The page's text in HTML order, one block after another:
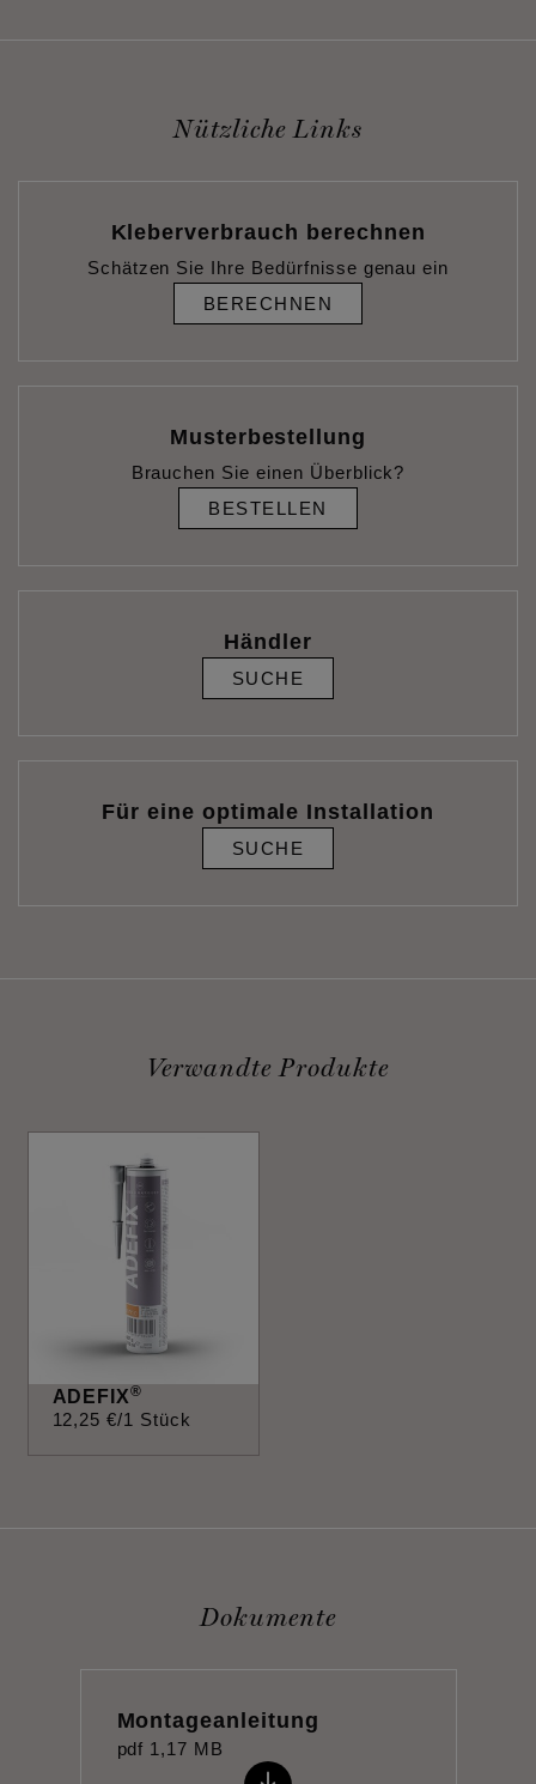
Nützliche Links
Kleberverbrauch berechnen
Schätzen Sie Ihre Bedürfnisse genau ein
BERECHNEN
Musterbestellung
Brauchen Sie einen Überblick?
BESTELLEN
Händler
SUCHE
Für eine optimale Installation
SUCHE
Verwandte Produkte
ADEFIX®
12,25 €/1 Stück
Dokumente
Montageanleitung
pdf 1,17 MB